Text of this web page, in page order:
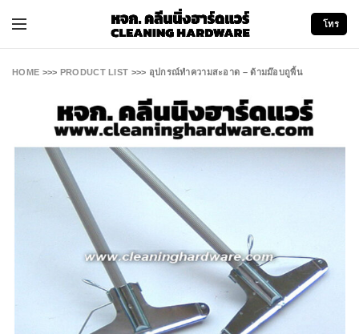
โทร
HOME >>> PRODUCT LIST >>> อุปกรณ์ทำความสะอาด – ด้ามม๊อบถูพื้น